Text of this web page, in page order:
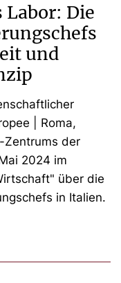
Die
und
| Roma,
Zentrums der
2024 im
über die
in Italien.